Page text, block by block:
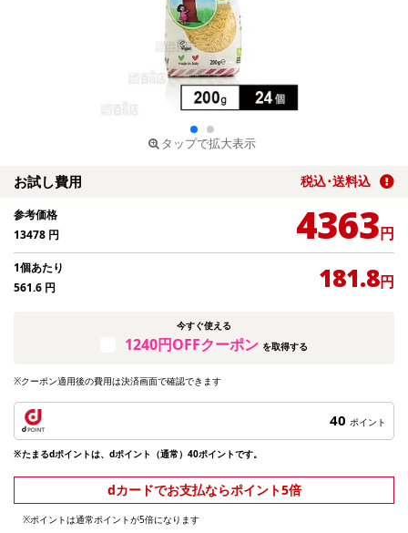
タップで拡大表示
お試し費用 税込･送料込
参考価格
13478 円 4363円
1個あたり
561.6 円 181.8円
今すぐ使える
1240円OFFクーポン を取得する
※クーポン適用後の費用は決済画面で確認できます
40 ポイント
※たまるdポイントは、dポイント（通常）40ポイントです。
dカードでお支払ならポイント5倍
※ポイントは通常ポイントが5倍になります